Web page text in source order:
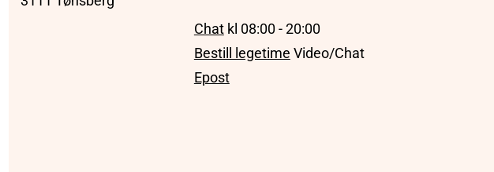
Chatkl 08:00 - 20:00
Bestill legetime Video/Chat
Epost